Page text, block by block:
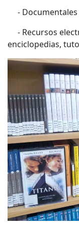
- Documentales
- Recursos
enciclopedias,